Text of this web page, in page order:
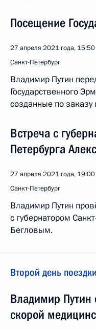
Посещение
27 апреля 2021 года, 15:50
Санкт-Петербург
Владимир Путин
Государственного
созданные по
Встреча с
Петербурга
27 апреля 2021 года, 19:00
Санкт-Петербург
Владимир Путин
с губернатором
Бегловым.
Второй день поездки
Владимир Путин
скорой